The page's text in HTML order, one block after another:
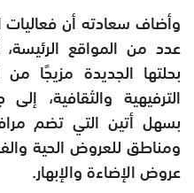
وأضاف سعادته أن فعاليات
عدد من المواقع
بحلتها الجديدة مزيجًا من
الترفيهية والثقافية،
بسهل أتين التي تضم
ومناطق للعروض الحية
عروض الإضاءة والإبهار.